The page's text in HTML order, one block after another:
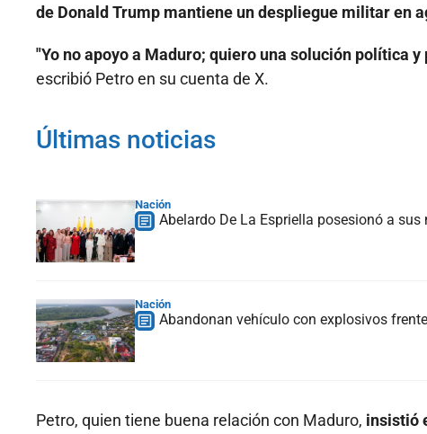
de Donald Trump mantiene un despliegue militar en
"Yo no apoyo a Maduro; quiero una solución política
escribió Petro en su cuenta de X.
Últimas noticias
Nación
Abelardo De La Espriella posesionó a
Nación
Abandonan vehículo con explosivos
Petro, quien tiene buena relación con Maduro, insistió